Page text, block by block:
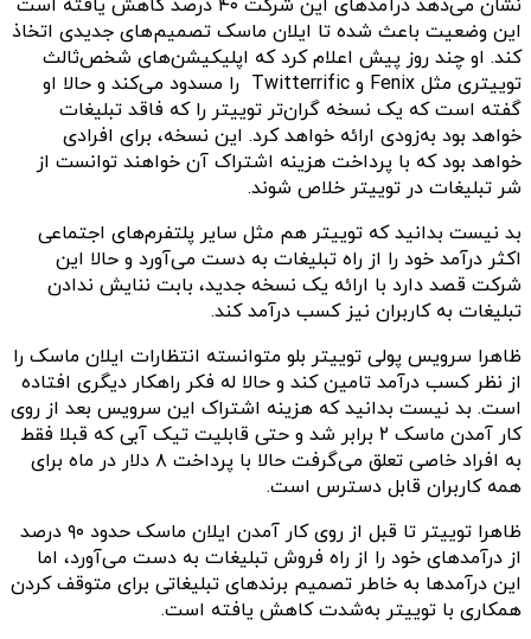
نشان می‌دهد درآمدهای این شرکت ۴۰ درصد کاهش یافته است
این وضعیت باعث شده تا ایلان ماسک تصمیم‌های جدیدی اتخاذ
کند‌. او چند روز پیش اعلام کرد که اپلیکیشن‌های شخص‌ثالث
توییتری مثل Fenix و Twitterrific را مسدود می‌کند و حالا او
گفته است که یک نسخه گران‌تر توییتر را که فاقد تبلیغات
خواهد بود به‌زودی ارائه خواهد کرد. این نسخه، برای افرادی
خواهد بود که با پرداخت هزینه اشتراک آن خواهند توانست از
شر تبلیغات در توییتر خلاص شوند.
بد نیست بدانید که توییتر هم مثل سایر پلتفرم‌های اجتماعی
اکثر درآمد خود را از راه تبلیغات به دست می‌آورد و حالا این
شرکت قصد دارد با ارائه یک نسخه جدید، بابت ننایش ندادن
تبلیغات به کاربران نیز کسب درآمد کند.
ظاهرا سرویس پولی توییتر بلو متوانسته انتظارات ایلان ماسک را
از نظر کسب درآمد تامین کند و حالا له فکر راهکار دیگری افتاده
است. بد نیست بدانید که هزینه اشتراک این سرویس بعد از روی
کار آمدن ماسک ۲ برابر شد و حتی قابلیت تیک آبی که قبلا فقط
به افراد خاصی تعلق می‌گرفت حالا با پرداخت ۸ دلار در ماه برای
همه کاربران قابل دسترس است.
ظاهرا توییتر تا قبل از روی کار آمدن ایلان ماسک حدود ۹۰ درصد
از درآمدهای خود را از راه فروش تبلیغات به دست می‌آورد، اما
این درآمدها به خاطر تصمیم برندهای تبلیغاتی برای متوقف کردن
همکاری با توییتر به‌شدت کاهش یافته است.